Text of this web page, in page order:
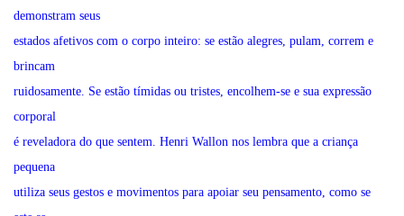
demonstram seus
estados afetivos com o corpo inteiro: se estão alegres, pulam, correm e
brincam
ruidosamente. Se estão tímidas ou tristes, encolhem-se e sua expressão
corporal
é reveladora do que sentem. Henri Wallon nos lembra que a criança
pequena
utiliza seus gestos e movimentos para apoiar seu pensamento, como se